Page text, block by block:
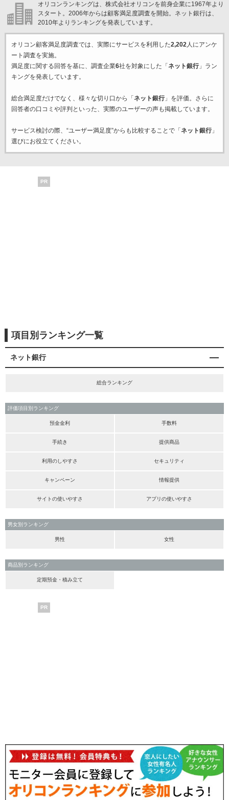
オリコンランキングは、株式会社オリコンを前身企業に1967年より
スタート。2006年からは顧客満足度調査を開始。ネット銀行は、
2010年よりランキングを発表しています。
オリコン顧客満足度調査では、実際にサービスを利用した2,202人にアンケ
ート調査を実施。
満足度に関する回答を基に、調査企業6社を対象にした「 ネット銀行」ラン
キングを発表しています。
総合満足度だけでなく、様々な切り口から「 ネット銀行」を評価。さらに
回答者の口コミや評判といった、実際のユーザーの声も掲載しています。
サービス検討の際、“ユーザー満足度”からも比較することで「 ネット銀行」
選びにお役立てください。
PR
項目別ランキング一覧
ネット銀行
総合ランキング
評価項目別ランキング
預金金利 手数料
手続き 提供商品
利用のしやすさ セキュリティ
キャンペーン 情報提供
サイトの使いやすさ アプリの使いやすさ
男女別ランキング
男性 女性
商品別ランキング
定期預金・積み立て
PR